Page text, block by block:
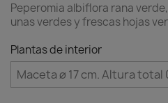
Peperomia albiflora rana
unas verdes y frescas hojas
Plantas de interior